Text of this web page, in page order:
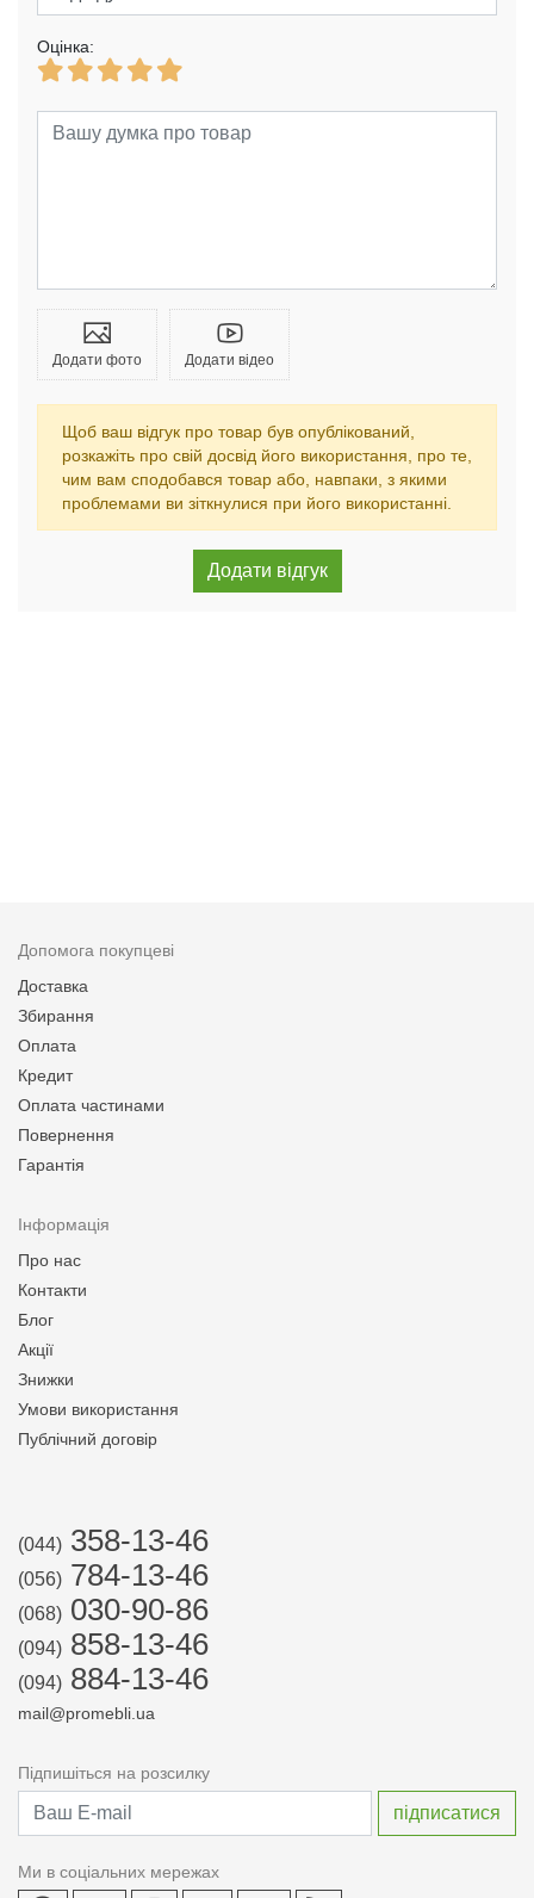
Оцінка:
Додати фото Додати відео
Щоб ваш відгук про товар був опублікований,
розкажіть про свій досвід його використання, про те,
чим вам сподобався товар або, навпаки, з якими
проблемами ви зіткнулися при його використанні.
Допомога покупцеві
Доставка
Збирання
Оплата
Кредит
Оплата частинами
Повернення
Гарантія
Інформація
Про нас
Контакти
Блог
Акції
Знижки
Умови використання
Публічний договір
(044) 358-13-46
(056) 784-13-46
(068) 030-90-86
(094) 858-13-46
(094) 884-13-46
mail@promebli.ua
Підпишіться на розсилку
Ми в соціальних мережах